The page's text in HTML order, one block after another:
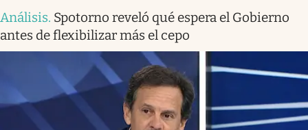
Análisis. Spotorno reveló qué espera el Gobierno
antes de flexibilizar más el cepo